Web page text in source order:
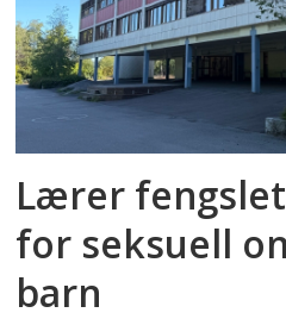
Lærer
for seksuell
barn